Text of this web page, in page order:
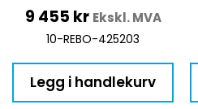
9 455 kr Ekskl. MVA
10-REBO-425203
Legg i handlekurv